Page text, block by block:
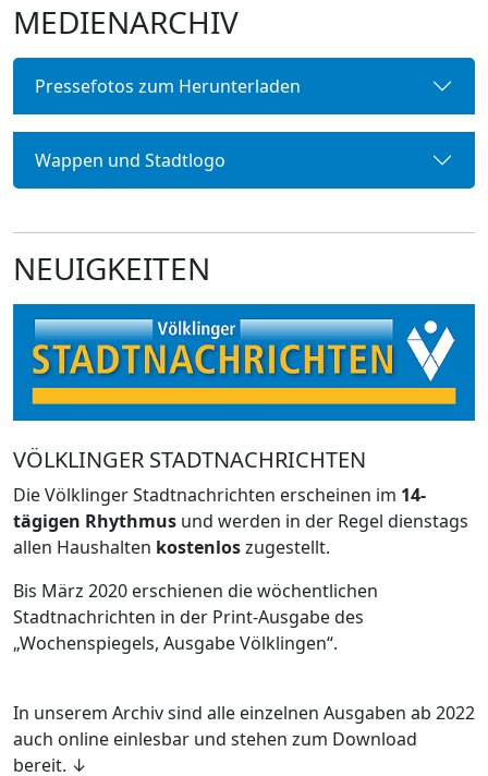
MEDIENARCHIV
Pressefotos zum Herunterladen
Wappen und Stadtlogo
NEUIGKEITEN
VÖLKLINGER STADTNACHRICHTEN
Die Völklinger Stadtnachrichten erscheinen im 14-
tägigen Rhythmus und werden in der Regel dienstags
allen Haushalten kostenloszugestellt.
Bis März 2020 erschienen die wöchentlichen
Stadtnachrichten in der Print-Ausgabe des
„Wochenspiegels, Ausgabe Völklingen“.
In unserem Archiv sind alle einzelnen Ausgaben ab 2022
auch online einlesbar und stehen zum Download
bereit. ↓